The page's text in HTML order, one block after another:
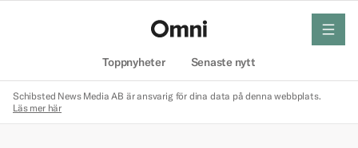
Toppnyheter Senaste nytt
meny
Schibsted News Media AB är ansvarig för dina data på denna webbplats.
Läs mer här